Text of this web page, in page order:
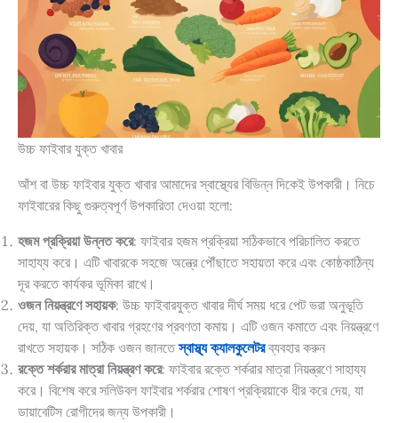
উচ্চ ফাইবার যুক্ত খাবার
আঁশ বা উচ্চ ফাইবার যুক্ত খাবার আমাদের স্বাস্থ্যের বিভিন্ন দিকেই উপকারী। নিচে
ফাইবারের কিছু গুরুত্বপূর্ণ উপকারিতা দেওয়া হলো:
হজম প্রক্রিয়া উন্নত করে: ফাইবার হজম প্রক্রিয়া সঠিকভাবে পরিচালিত করতে
সাহায্য করে। এটি খাবারকে সহজে অন্ত্রে পৌঁছাতে সহায়তা করে এবং কোষ্ঠকাঠিন্য
দূর করতে কার্যকর ভূমিকা রাখে।
ওজন নিয়ন্ত্রণে সহায়ক: উচ্চ ফাইবারযুক্ত খাবার দীর্ঘ সময় ধরে পেট ভরা অনুভূতি
দেয়, যা অতিরিক্ত খাবার গ্রহণের প্রবণতা কমায়। এটি ওজন কমাতে এবং নিয়ন্ত্রণে
রাখতে সহায়ক। সঠিক ওজন জানতেস্বাস্থ্য ক্যালকুলেটরব্যবহার করুন
রক্তে শর্করার মাত্রা নিয়ন্ত্রণ করে: ফাইবার রক্তে শর্করার মাত্রা নিয়ন্ত্রণে সাহায্য
করে। বিশেষ করে সলিউবল ফাইবার শর্করার শোষণ প্রক্রিয়াকে ধীর করে দেয়, যা
ডায়াবেটিস রোগীদের জন্য উপকারী।